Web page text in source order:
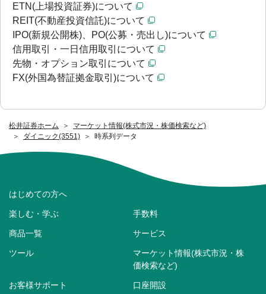
松井証券ホーム
マーケット情報(株式市況・株価検索など)
ダイニック(3551)
時系列データ
ETN(上場投資証券)について
REIT(不動産投資信託)について
IPO(新規公開株)、PO(公募・売出し)について
信用取引・一日信用取引について
先物・オプション取引について
FX(外国為替証拠金取引)について
はじめての方へ
楽しむ・学ぶ 手数料
商品一覧 サービス
ツール
マーケット情報(株式市況・株
価検索など)
お客様サポート 口座開設